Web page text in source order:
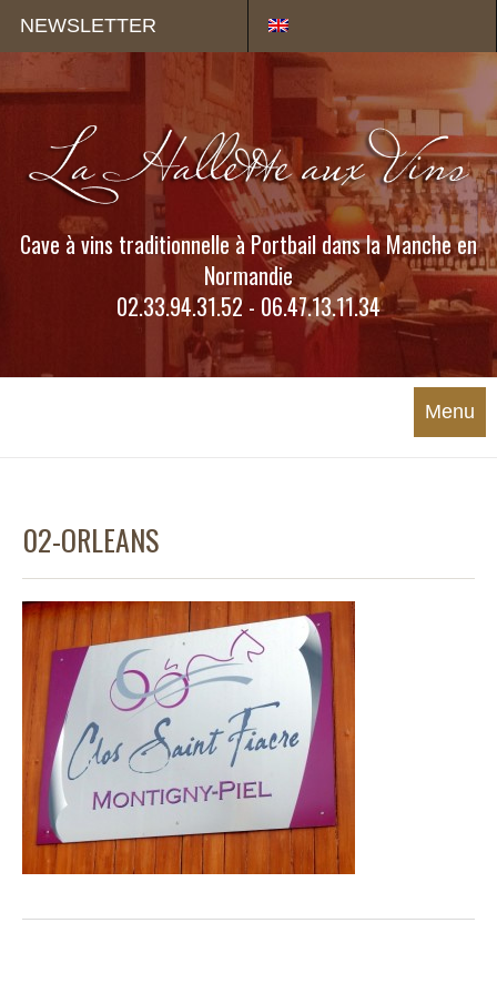
NEWSLETTER
Cave à vins traditionnelle à Portbail dans la Manche en
Normandie
02.33.94.31.52 - 06.47.13.11.34
Menu
02-ORLEANS
Panneau de gestion des cookies